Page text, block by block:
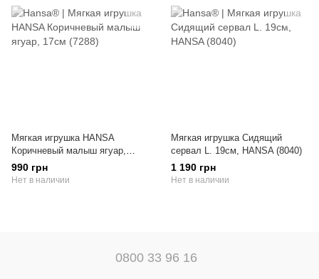
Мягкая игрушка HANSA
Коричневый малыш ягуар,
17см (7288)
990 грн
Нет в наличии
Мягкая игрушка Сидящий
сервал L. 19см, HANSA (8040)
1 190 грн
Нет в наличии
0800 33 96 16